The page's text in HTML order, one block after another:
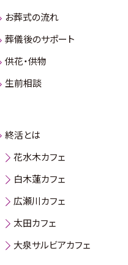
お葬式の流れ
葬儀後のサポート
供花・供物
生前相談
終活とは
花水木カフェ
白木蓮カフェ
広瀬川カフェ
太田カフェ
大泉サルビアカフェ